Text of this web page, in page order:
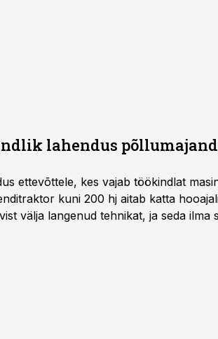
lahendus
ettevõttele, kes vajab töökindlat
kuni 200 hj aitab katta
välja langenud tehnikat, ja seda ilma